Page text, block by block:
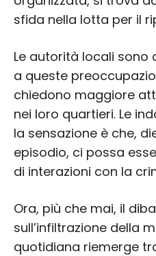
sfida nella lotta per il
Le autorità locali
a queste
chiedono maggiore
nei loro quartieri. Le
la sensazione è che,
episodio, ci possa
di interazioni con la
Ora, più che mai, il
sull’infiltrazione della
quotidiana riemerge